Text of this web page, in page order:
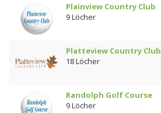
Plainview Country Club
9 Löcher
Platteview Country Club
18 Löcher
Randolph Golf Course
9 Löcher